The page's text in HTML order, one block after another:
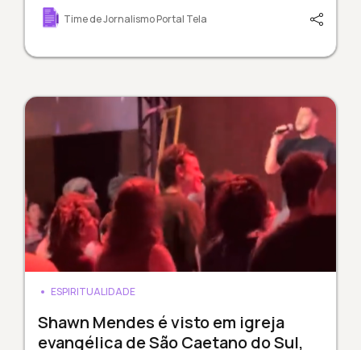
Time de Jornalismo Portal Tela
ESPIRITUALIDADE
Shawn Mendes é visto em igreja
evangélica de São Caetano do Sul,